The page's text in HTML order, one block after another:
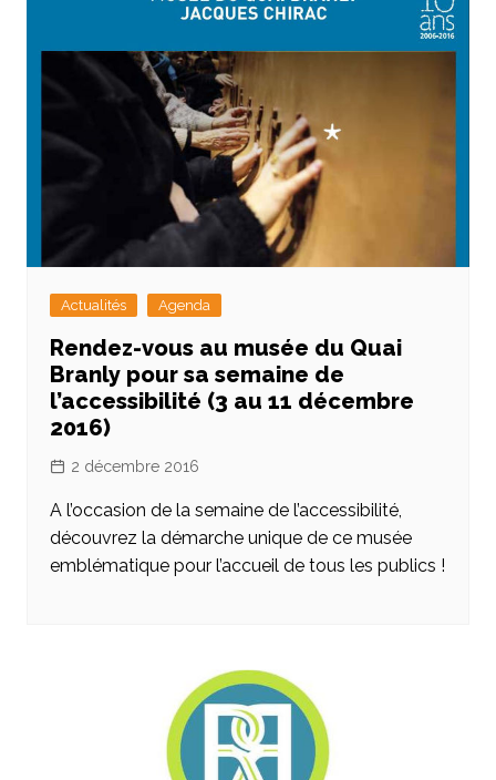
Actualités Agenda
Rendez-vous au musée du Quai
Branly pour sa semaine de
l’accessibilité (3 au 11 décembre
2016)
2 décembre 2016
A l’occasion de la semaine de l’accessibilité,
découvrez la démarche unique de ce musée
emblématique pour l’accueil de tous les publics !